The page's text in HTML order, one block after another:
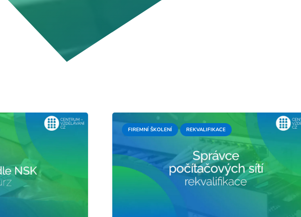
FIREMNÍ ŠKOLENÍ REKVALIFIKACE